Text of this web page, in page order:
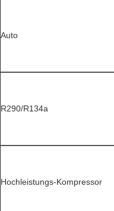
Auto
R290/R134a
Hochleistungs-Kompressor